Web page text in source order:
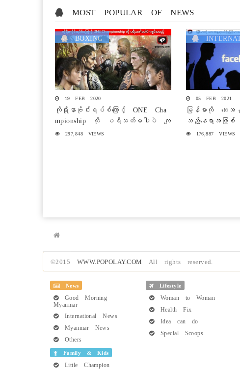
MOST POPULAR OF NEWS
BOXING
19 FEB 2020
ကိုရိုနာဗိုင်းရပ်စ်ကြောင့် ONE Cha
mpionship ကို ပရိသတ်မပါပဲ ကျ
င်းပမည်
297,848 VIEWS
05 FEB 2021
မြန်မာကို ဘေးအ
သည့်နေရာအဖြ
ယီသတ်မှတ်
176,887 VIEWS
©2015 WWW.POPOLAY.COM All rights reserved.
News
Good Morning
Myanmar
International News
Myanmar News
Others
Family & Kids
Little Champion
Lifestyle
Woman to Woman
Health Fix
Idea can do
Special Scoops